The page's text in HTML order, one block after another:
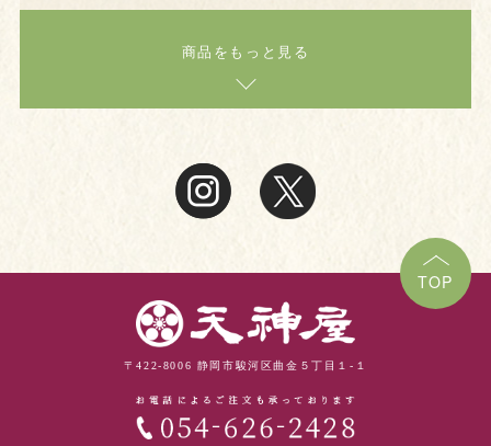
商品をもっと見る
TOP
〒422-8006 静岡市駿河区曲金５丁目１-１